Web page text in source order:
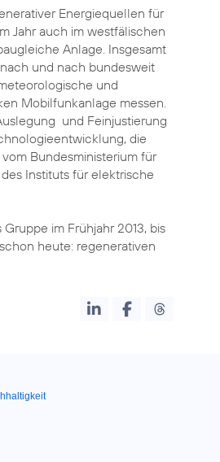
Energiequellen für
Jahr auch im westfälischen
Anlage. Insgesamt
und nach bundesweit
und
Mobilfunkanlage messen.
und Feinjustierung
die
Bundesministerium für
Instituts für elektrische
im Frühjahr 2013, bis
heute: regenerativen